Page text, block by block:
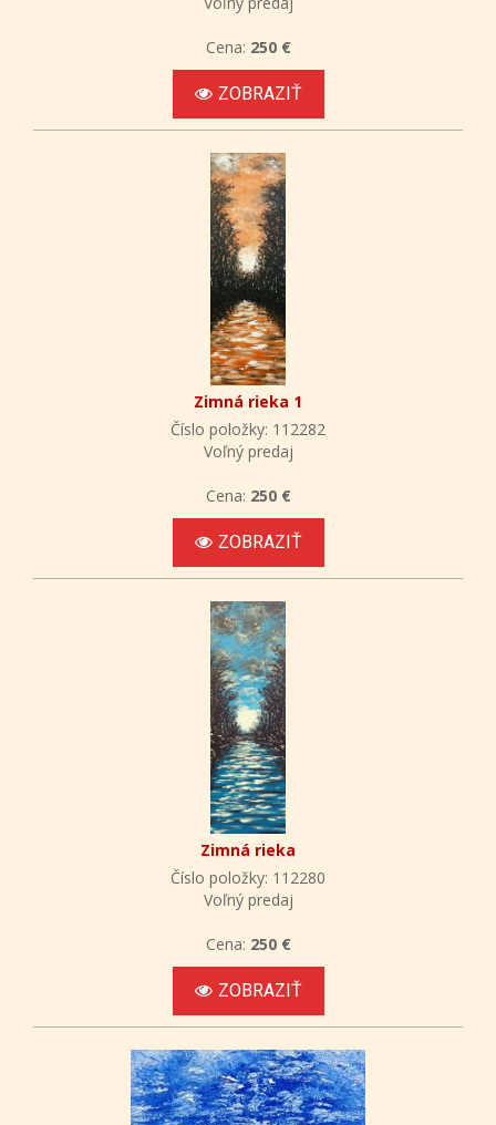
Cena: 250 €
ZOBRAZIŤ
Zimná rieka 1
Číslo položky: 112282
Voľný predaj
Cena: 250 €
ZOBRAZIŤ
Zimná rieka
Číslo položky: 112280
Voľný predaj
Cena: 250 €
ZOBRAZIŤ